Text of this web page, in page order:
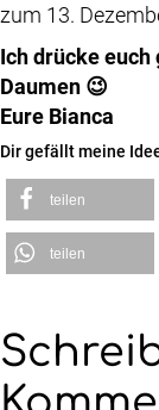
zum 13.
Ich drücke
Daumen 😉
Eure Bianca
Dir gefällt meine
teilen
teilen